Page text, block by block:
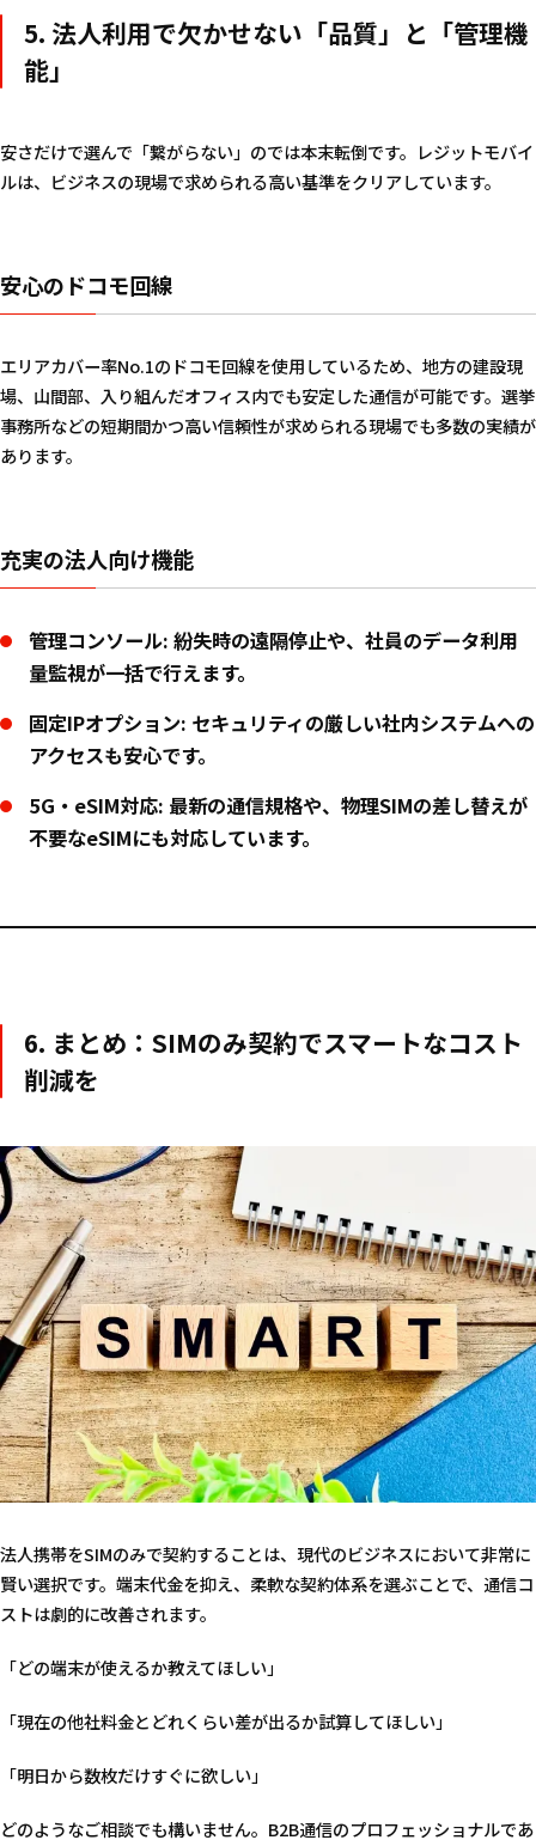
5. 法人利用で欠かせない「品質」と「管理機
能」
安さだけで選んで「繋がらない」のでは本末転倒です。レジットモバイ
ルは、ビジネスの現場で求められる高い基準をクリアしています。
安心のドコモ回線
エリアカバー率No.1のドコモ回線を使用しているため、地方の建設現
場、山間部、入り組んだオフィス内でも安定した通信が可能です。選挙
事務所などの短期間かつ高い信頼性が求められる現場でも多数の実績が
あります。
充実の法人向け機能
管理コンソール: 紛失時の遠隔停止や、社員のデータ利用
量監視が一括で行えます。
固定IPオプション: セキュリティの厳しい社内システムへの
アクセスも安心です。
5G・eSIM対応: 最新の通信規格や、物理SIMの差し替えが
不要なeSIMにも対応しています。
6. まとめ：SIMのみ契約でスマートなコスト
削減を
法人携帯をSIMのみで契約することは、現代のビジネスにおいて非常に
賢い選択です。端末代金を抑え、柔軟な契約体系を選ぶことで、通信コ
ストは劇的に改善されます。
「どの端末が使えるか教えてほしい」
「現在の他社料金とどれくらい差が出るか試算してほしい」
「明日から数枚だけすぐに欲しい」
どのようなご相談でも構いません。B2B通信のプロフェッショナルであ